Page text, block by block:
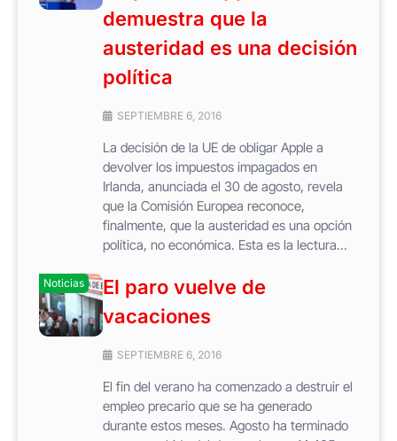
demuestra que la
austeridad es una decisión
política
SEPTIEMBRE 6, 2016
La decisión de la UE de obligar Apple a
devolver los impuestos impagados en
Irlanda, anunciada el 30 de agosto, revela
que la Comisión Europea reconoce,
finalmente, que la austeridad es una opción
política, no económica. Esta es la lectura...
Noticias
El paro vuelve de
vacaciones
SEPTIEMBRE 6, 2016
El fin del verano ha comenzado a destruir el
empleo precario que se ha generado
durante estos meses. Agosto ha terminado